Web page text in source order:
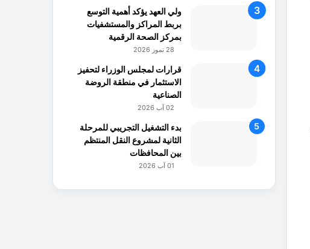
ولي العهد يؤكد أهمية التوسع
بربط المراكز والمستشفيات
بمركز الصحة الرقمية
28 تموز 2026
قرارات لمجلس الوزراء لتحفيز
الاستثمار في منطقة الروضة
الصناعية
02 آب 2026
بدء التشغيل التجريبي للمرحلة
الثانية لمشروع النقل المنتظم
بين المحافظات
01 آب 2026